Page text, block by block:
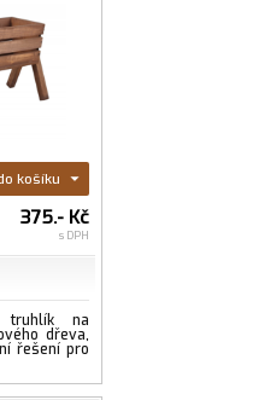
košíku
375.- Kč
s DPH
truhlík na
dřeva,
řešení pro